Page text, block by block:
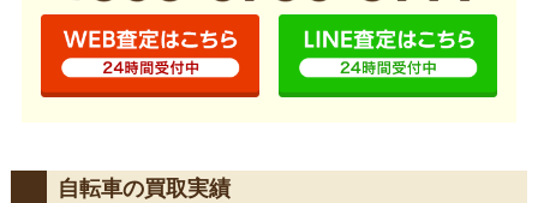
自転車の買取実績